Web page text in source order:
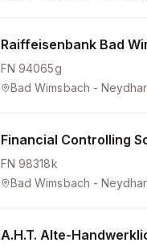
Raiffeisenbank Bad
FN94065g
Bad Wimsbach -
Financial Controlling
FN98318k
Bad Wimsbach -
A.H.T. Alte-